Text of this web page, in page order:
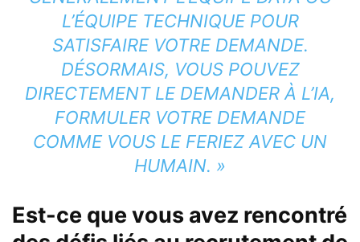
L’ÉQUIPE TECHNIQUE POUR
SATISFAIRE VOTRE DEMANDE.
DÉSORMAIS, VOUS POUVEZ
DIRECTEMENT LE DEMANDER À L’IA,
FORMULER VOTRE DEMANDE
COMME VOUS LE FERIEZ AVEC UN
HUMAIN. »
Est-ce que vous avez rencontré